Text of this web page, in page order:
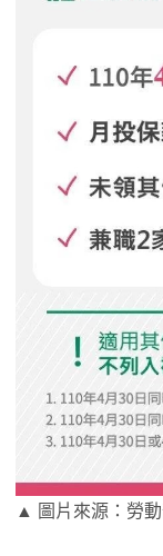
▲ 圖片來源：勞